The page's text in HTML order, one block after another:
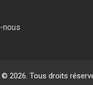
nous
© 2026. Tous droits